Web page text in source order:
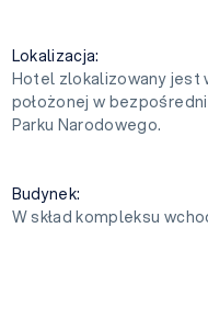
Lokalizacja:
Hotel zlokalizowany jest
położonej w
Parku Narodowego.
Budynek:
W skład kompleksu